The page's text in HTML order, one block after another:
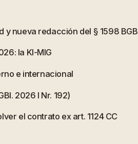
y nueva redacción del § 1598 BGB
la KI-MIG
e internacional
2026 I Nr. 192)
el contrato ex art. 1124 CC